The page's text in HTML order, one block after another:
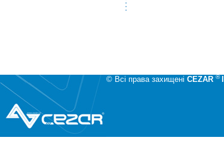
© Всі права захищені CEZAR ®